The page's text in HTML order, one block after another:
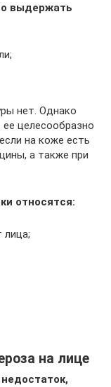
выдержать
нет. Однако
целесообразно
на коже есть
а также при
относятся:
лица;
на лице